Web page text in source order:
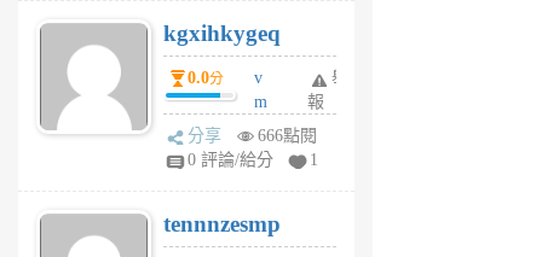
6
個
月
前
kgxihkygeq
0.0分
v
m
sg
sr
6
個
舉
報
分享
666點閱
0 評論/給分
1
tennnzesmp